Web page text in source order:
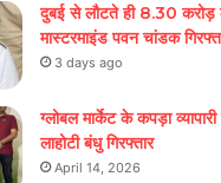
दुबई से लौटते ही 8.30 करोड़
मास्टरमाइंड पवन चांडक
3 days ago
ग्लोबल मार्केट के कपड़ा
लाहोटी बंधु गिरफ्तार
April 14, 2026